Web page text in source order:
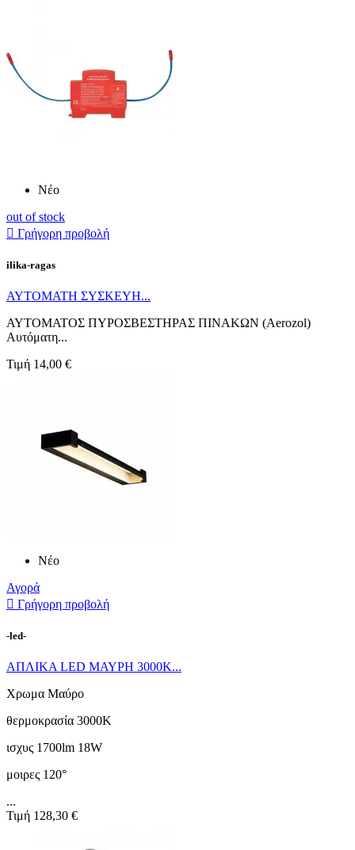
Νέο
out of stock
 Γρήγορη προβολή
ilika-ragas
ΑΥΤΟΜΑΤΗ ΣΥΣΚΕΥΗ...
ΑΥΤΟΜΑΤΟΣ ΠΥΡΟΣΒΕΣΤΗΡΑΣ ΠΙΝΑΚΩΝ (Aerozol)
Αυτόματη...
Τιμή 14,00 €
Νέο
Αγορά
 Γρήγορη προβολή
-led-
ΑΠΛΙΚΑ LED ΜΑΥΡΗ 3000Κ...
Χρωμα Μαύρο
θερμοκρασία 3000K
ισχυς 1700lm 18W
μοιρες 120°
...
Τιμή 128,30 €